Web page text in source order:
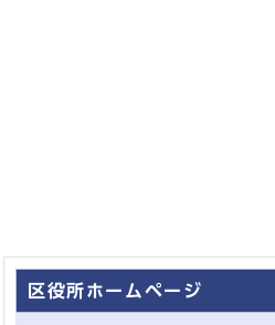
区役所ホームページ